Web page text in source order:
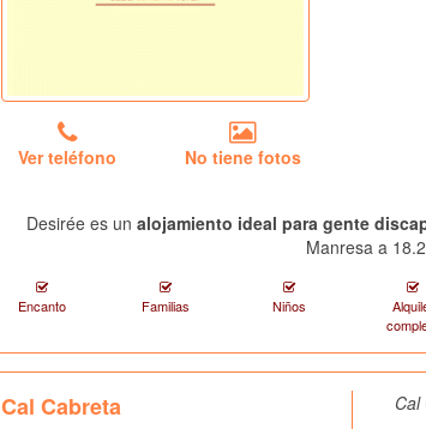
Ver teléfono No tiene fotos
Desirée es unalojamiento ideal para gente
Manresa a
Encanto Familias Niños
Cal Cabreta
Cal